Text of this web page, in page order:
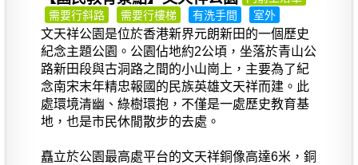
需要行斜路
需要行樓梯 有洗手間 室外
文天祥公園是位於香港新界元朗新田的一個歷史
紀念主題公園。公園佔地約2公頃，坐落於青山公
路新田段與古洞路之間的小山崗上，主要為了紀
念南宋末年精忠報國的民族英雄文天祥而建。此
處環境清幽、綠樹環抱，不僅是一處歷史教育基
地，也是市民休閒散步的去處。
矗立於公園最高處平台的文天祥銅像高達6米，銅